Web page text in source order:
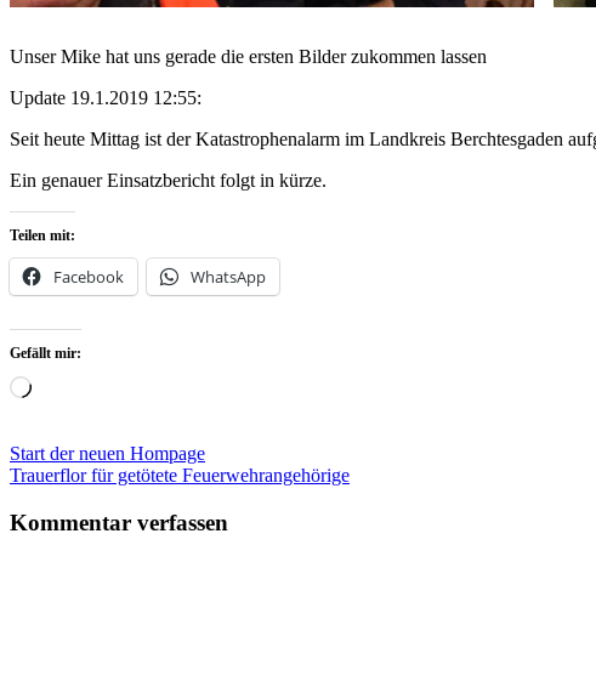
Unser Mike hat uns gerade die ersten Bilder zukommen lassen
Update 19.1.2019 12:55:
Seit heute Mittag ist der Katastrophenalarm im Landkreis Berchtesgaden
Ein genauer Einsatzbericht folgt in kürze.
Teilen mit:
Facebook WhatsApp
Gefällt mir:
Wird
Beitragsnavigation
Start der neuen Hompage
Trauerflor für getötete Feuerwehrangehörige
Kommentar verfassen